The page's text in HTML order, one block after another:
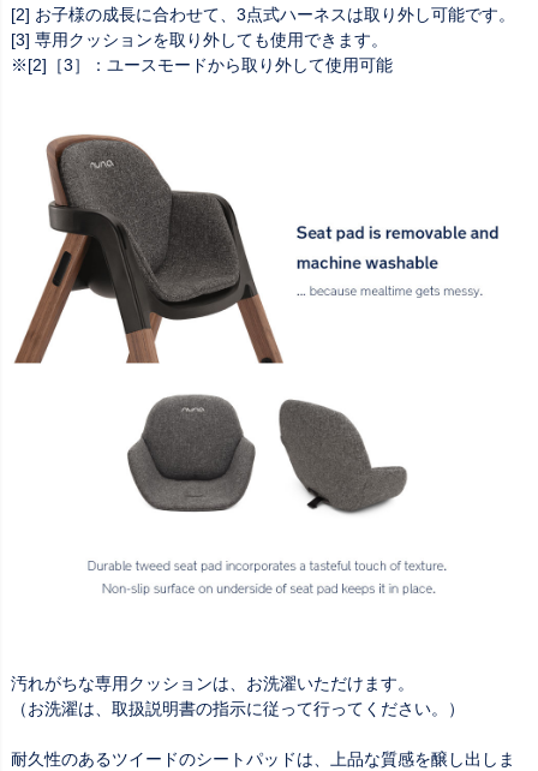
[2] お子様の成長に合わせて、3点式ハーネスは取り外し可能です。
[3] 専用クッションを取り外しても使用できます。
※[2]［3］：ユースモードから取り外して使用可能
汚れがちな専用クッションは、お洗濯いただけます。
（お洗濯は、取扱説明書の指示に従って行ってください。）
耐久性のあるツイードのシートパッドは、上品な質感を醸し出しま